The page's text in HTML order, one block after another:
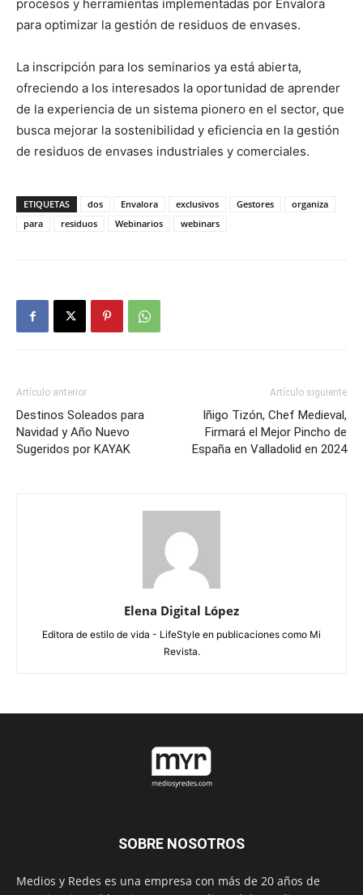
procesos y herramientas implementadas por Envalora
para optimizar la gestión de residuos de envases.
La inscripción para los seminarios ya está abierta,
ofreciendo a los interesados la oportunidad de aprender
de la experiencia de un sistema pionero en el sector, que
busca mejorar la sostenibilidad y eficiencia en la gestión
de residuos de envases industriales y comerciales.
ETIQUETAS dos Envalora exclusivos Gestores
organiza
para
residuos Webinarios webinars
Artículo anterior
Destinos Soleados para
Navidad y Año Nuevo
Sugeridos por KAYAK
Artículo siguiente
Iñigo Tizón, Chef Medieval,
Firmará el Mejor Pincho de
España en Valladolid en 2024
Elena Digital López
Editora de estilo de vida - LifeStyle en publicaciones como Mi
Revista.
SOBRE NOSOTROS
Medios y Redes es una empresa con más de 20 años de